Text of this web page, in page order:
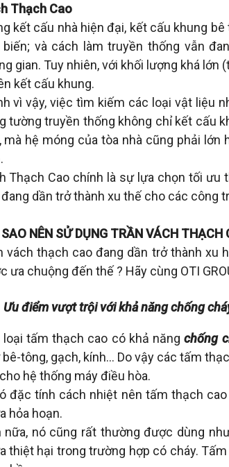
Thạch Cao
kết cấu nhà hiện đại, kết cấu khung
biến; và cách làm truyền thống vẫn
gian. Tuy nhiên, với khối lượng khá
kết cấu khung.
vì vậy, việc tìm kiếm các loại vật liệu
tường truyền thống không chỉ kết cấu
mà hệ móng của tòa nhà cũng phải
Thạch Cao chính là sự lựa chọn tối
dần trở thành xu thế cho các công
NÊN SỬ DỤNG TRẦN VÁCH THẠCH
vách thạch cao đang dần trở thành xu
ưa chuộng đến thế ? Hãy cùng OTI
Ưu điểm vượt trội với khả năng chống
loại tấm thạch cao có khả năngchống
bê-tông, gạch, kính… Do vậy các tấm
hệ thống máy điều hòa.
đặc tính cách nhiệt nên tấm thạch
hỏa hoạn.
nữa, nó cũng rất thường được dùng
thiệt hại trong trường hợp có cháy.